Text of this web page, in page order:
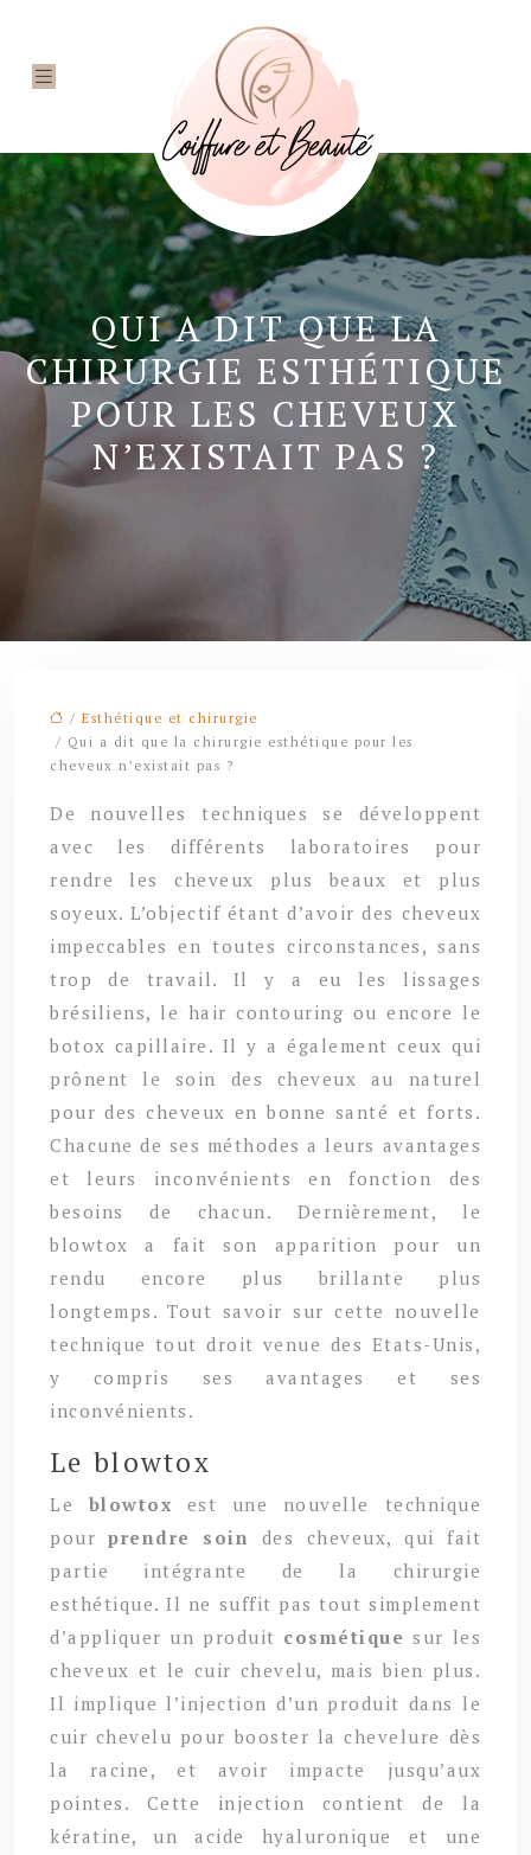
QUI A DIT QUE LA
CHIRURGIE ESTHÉTIQUE
POUR LES CHEVEUX
N’EXISTAIT PAS ?
/ Esthétique et chirurgie
/ Qui a dit que la chirurgie esthétique pour les
cheveux n’existait pas ?
De nouvelles techniques se développent
avec les différents laboratoires pour
rendre les cheveux plus beaux et plus
soyeux. L’objectif étant d’avoir des cheveux
impeccables en toutes circonstances, sans
trop de travail. Il y a eu les lissages
brésiliens, le hair contouring ou encore le
botox capillaire. Il y a également ceux qui
prônent le soin des cheveux au naturel
pour des cheveux en bonne santé et forts.
Chacune de ses méthodes a leurs avantages
et leurs inconvénients en fonction des
besoins de chacun. Dernièrement, le
blowtox a fait son apparition pour un
rendu encore plus brillante plus
longtemps. Tout savoir sur cette nouvelle
technique tout droit venue des Etats-Unis,
y compris ses avantages et ses
inconvénients.
Le blowtox
Le blowtox est une nouvelle technique
pourprendre soin
des cheveux, qui fait
partie intégrante de la chirurgie
esthétique. Il ne suffit pas tout simplement
d’appliquer un produit cosmétique sur les
cheveux et le cuir chevelu, mais bien plus.
Il implique l’injection d’un produit dans le
cuir chevelu pour booster la chevelure dès
la racine, et avoir impacte jusqu’aux
pointes. Cette injection contient de la
kératine, un acide hyaluronique et une